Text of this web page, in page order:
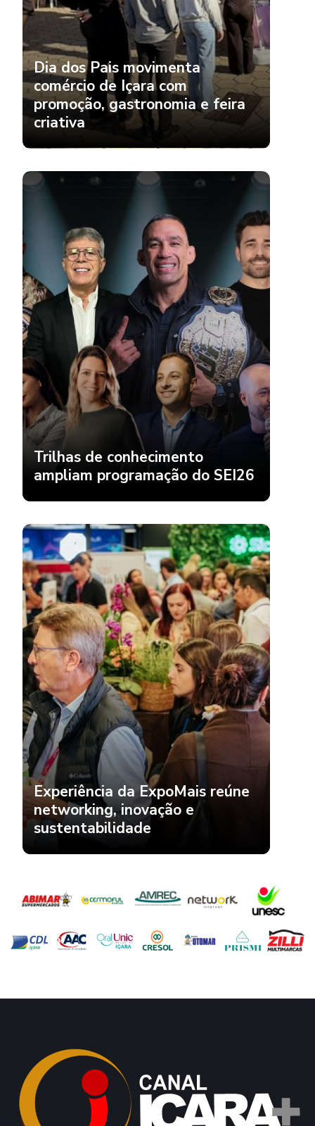
Dia dos Pais movimenta
comércio de Içara com
promoção, gastronomia e feira
criativa
Trilhas de conhecimento
ampliam programação do SEI26
Experiência da ExpoMais reúne
networking, inovação e
sustentabilidade